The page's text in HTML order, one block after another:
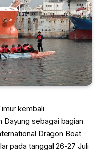
kembali
Dayung sebagai bagian
Dragon Boat
pada tanggal 26-27 Juli